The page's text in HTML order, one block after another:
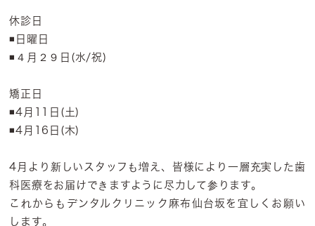
休診日
◾️日曜日
◾️４月２９日(水/祝)
矯正日
◾️4月11日(土)
◾️4月16日(木)
4月より新しいスタッフも増え、皆様により一層充実した歯
科医療をお届けできますように尽力して参ります。
これからもデンタルクリニック麻布仙台坂を宜しくお願い
します。